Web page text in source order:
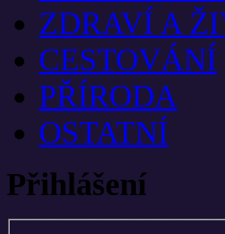
ZDRAVÍ A
CESTOVÁNÍ
PŘÍRODA
OSTATNÍ
Přihlášení